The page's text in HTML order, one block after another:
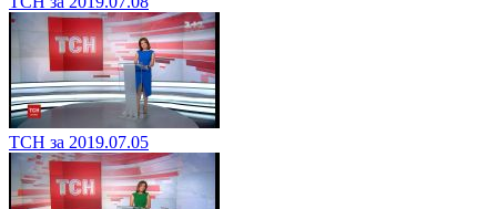
ТСН за 2019.07.05